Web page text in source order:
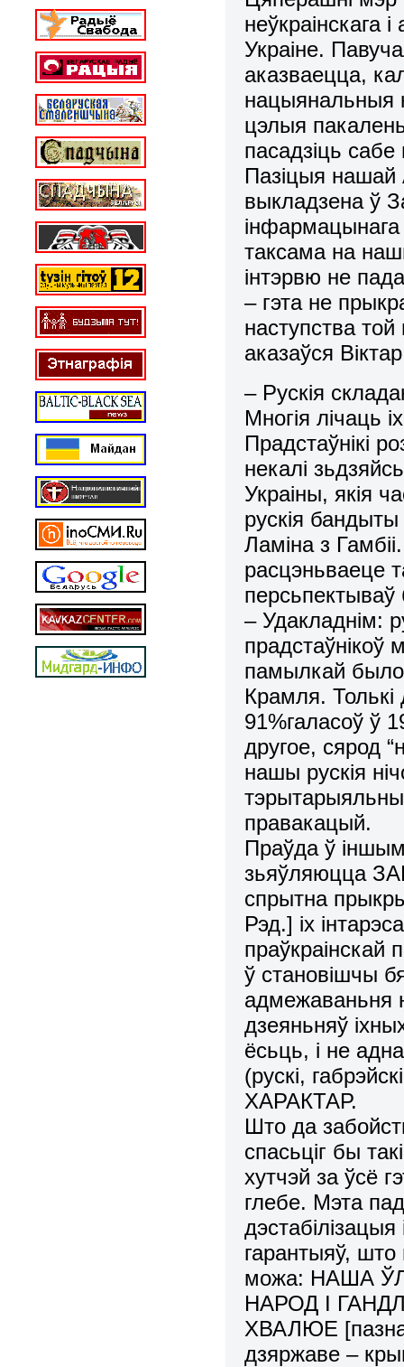
неўкраінскага
Украіне.
аказваецца,
нацыянальныя
цэлыя
пасадзіць
Пазіцыя нашай
выкладзена ў
таксама на
інтэрвю не
– гэта не
наступства
аказаўся
– Рускія
Многія лічаць
Прадстаўнікі
некалі
Украіны, якія
рускія
Ламіна з
расцэньваеце
персьпектываў
– Удакладнім:
памылкай было
Крамля.
91%галасоў ў
другое, сярод
нашы рускія
правакацый.
Праўда ў
зьяўляюцца
спрытна
Рэд.] іх
праўкраінскай
ў становішчы
адмежаваньня
дзеяньняў
ёсьць, і не
(рускі,
ХАРАКТАР.
Што да
спасьціг бы
хутчэй за ўсё
глебе. Мэта
гарантыяў,
можа: НАША
НАРОД І
ХВАЛЮЕ
дзяржаве –